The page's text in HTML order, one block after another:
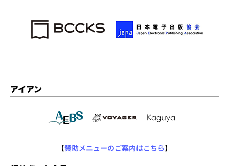
アイアン
【賛助メニューのご案内はこちら】